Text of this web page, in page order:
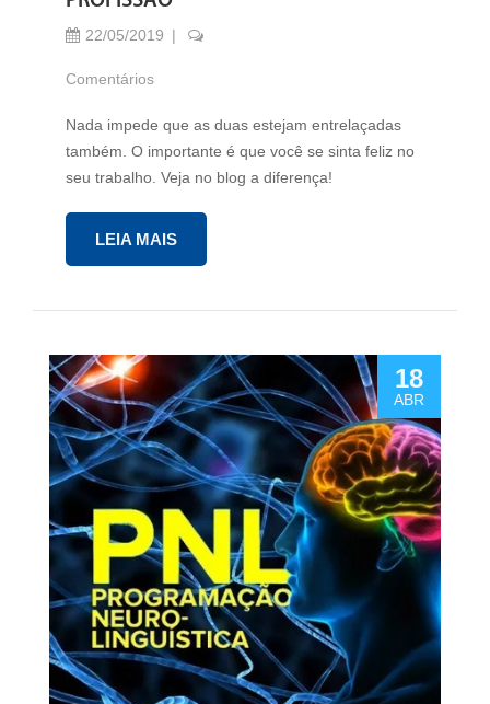
22/05/2019
Comentários
Nada impede que as duas estejam entrelaçadas
também. O importante é que você se sinta feliz no
seu trabalho. Veja no blog a diferença!
LEIA MAIS
18
ABR